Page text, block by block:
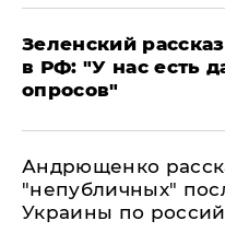
​Зеленский
в РФ: "У нас есть
опросов"
Андрющенко
"непубличных"
Украины по